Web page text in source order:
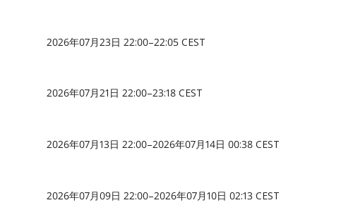
2026年07月23日 22:00–22:05 CEST
2026年07月21日 22:00–23:18 CEST
2026年07月13日 22:00–2026年07月14日 00:38 CEST
2026年07月09日 22:00–2026年07月10日 02:13 CEST